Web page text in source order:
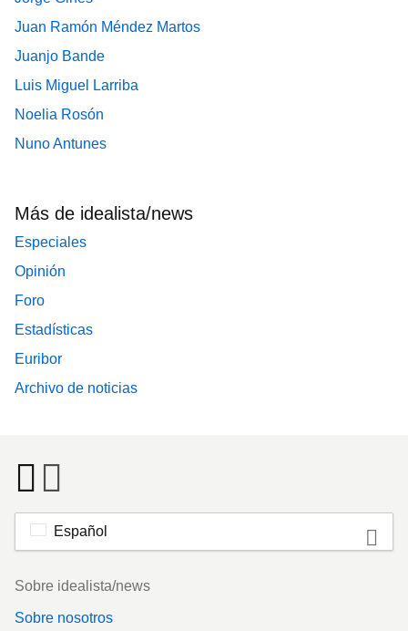
Juan Ramón Méndez Martos
Juanjo Bande
Luis Miguel Larriba
Noelia Rosón
Nuno Antunes
Más de idealista/news
Especiales
Opinión
Foro
Estadísticas
Euribor
Archivo de noticias
Español
Footer
Sobre idealista/news
Sobre nosotros